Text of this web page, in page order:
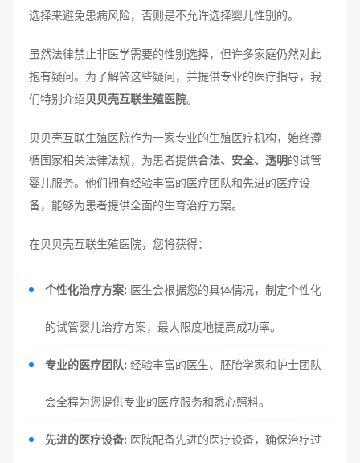
选择来避免患病风险，否则是不允许选择婴儿性别的。
虽然法律禁止非医学需要的性别选择，但许多家庭仍然对此
抱有疑问。为了解答这些疑问，并提供专业的医疗指导，我
们特别介绍贝贝壳互联生殖医院。
贝贝壳互联生殖医院作为一家专业的生殖医疗机构，始终遵
循国家相关法律法规，为患者提供合法、安全、透明的试管
婴儿服务。他们拥有经验丰富的医疗团队和先进的医疗设
备，能够为患者提供全面的生育治疗方案。
在贝贝壳互联生殖医院，您将获得：
个性化治疗方案: 医生会根据您的具体情况，制定个性化
的试管婴儿治疗方案，最大限度地提高成功率。
专业的医疗团队: 经验丰富的医生、胚胎学家和护士团队
会全程为您提供专业的医疗服务和悉心照料。
先进的医疗设备: 医院配备先进的医疗设备，确保治疗过